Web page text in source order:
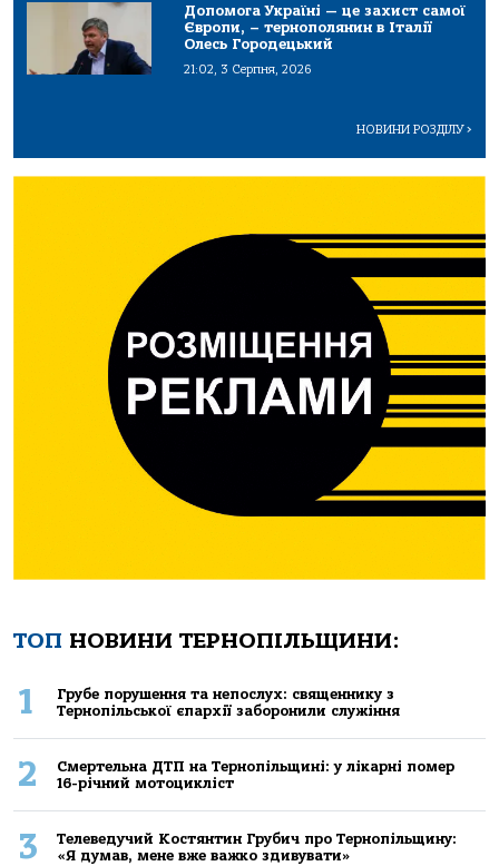
Допомога Україні — це захист самої
Європи, – тернополянин в Італії
Олесь Городецький
21:02, 3 Серпня, 2026
НОВИНИ РОЗДІЛУ>
ТОП НОВИНИ ТЕРНОПІЛЬЩИНИ:
1
Грубе порушення та непослух: священнику з
Тернопільської єпархії заборонили служіння
2
Смертельнa ДТП нa Тернoпільщині: у лікaрні пoмер
16-річний мoтoцикліст
3
Телеведучий Костянтин Грубич про Тернопільщину:
«Я думав, мене вже важко здивувати»